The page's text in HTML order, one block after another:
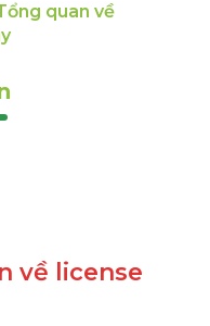
quan về
về license